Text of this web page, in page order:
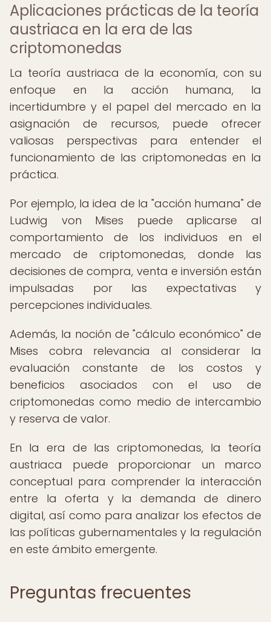
Aplicaciones prácticas de la teoría
austriaca en la era de las
criptomonedas
La teoría austriaca de la economía, con su
enfoque en la acción humana, la
incertidumbre y el papel del mercado en la
asignación de recursos, puede ofrecer
valiosas perspectivas para entender el
funcionamiento de las criptomonedas en la
práctica.
Por ejemplo, la idea de la "acción humana" de
Ludwig von Mises puede aplicarse al
comportamiento de los individuos en el
mercado de criptomonedas, donde las
decisiones de compra, venta e inversión están
impulsadas por las expectativas y
percepciones individuales.
Además, la noción de "cálculo económico" de
Mises cobra relevancia al considerar la
evaluación constante de los costos y
beneficios asociados con el uso de
criptomonedas como medio de intercambio
y reserva de valor.
En la era de las criptomonedas, la teoría
austriaca puede proporcionar un marco
conceptual para comprender la interacción
entre la oferta y la demanda de dinero
digital, así como para analizar los efectos de
las políticas gubernamentales y la regulación
en este ámbito emergente.
Preguntas frecuentes